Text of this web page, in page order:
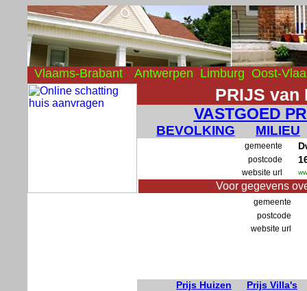
Vlaams-Brabant Antwerpen Limburg Oost-
PRIJS van
VASTGOED
BEVOLKING MILIEU
gemeente
postcode
website url
Voor gegevens
gemeente
postcode
website url
Prijs Huizen Prijs Villa's